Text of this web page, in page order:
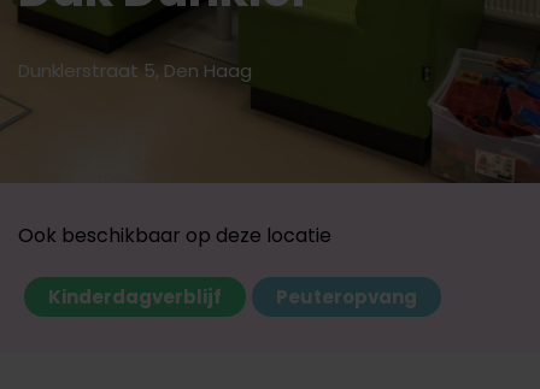
Dunklerstraat 5, Den Haag
Ook beschikbaar op deze locatie
Kinderdagverblijf Peuteropvang